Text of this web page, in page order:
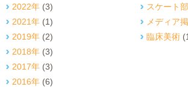
2022年 (3)
2021年 (1)
2019年 (2)
2018年 (3)
2017年 (3)
2016年 (6)
スケート
メディア
臨床美術